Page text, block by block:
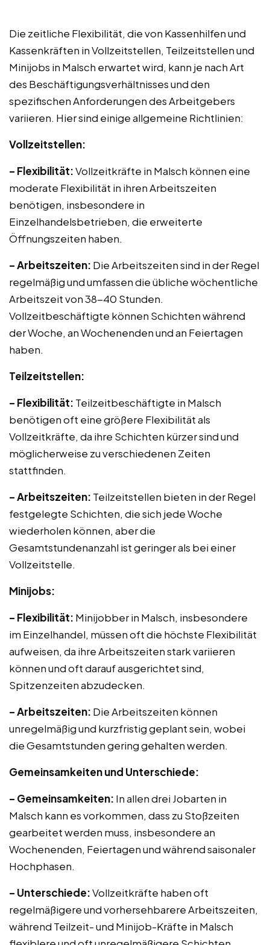
Die zeitliche Flexibilität, die von Kassenhilfen und
Kassenkräften in Vollzeitstellen, Teilzeitstellen und
Minijobs in Malsch erwartet wird, kann je nach Art
des Beschäftigungsverhältnisses und den
spezifischen Anforderungen des Arbeitgebers
variieren. Hier sind einige allgemeine Richtlinien:
Vollzeitstellen:
– Flexibilität:Vollzeitkräfte in Malsch können eine
moderate Flexibilität in ihren Arbeitszeiten
benötigen, insbesondere in
Einzelhandelsbetrieben, die erweiterte
Öffnungszeiten haben.
– Arbeitszeiten: Die Arbeitszeiten sind in der Regel
regelmäßig und umfassen die übliche wöchentliche
Arbeitszeit von 38-40 Stunden.
Vollzeitbeschäftigte können Schichten während
der Woche, an Wochenenden und an Feiertagen
haben.
Teilzeitstellen:
– Flexibilität: Teilzeitbeschäftigte in Malsch
benötigen oft eine größere Flexibilität als
Vollzeitkräfte, da ihre Schichten kürzer sind und
möglicherweise zu verschiedenen Zeiten
stattfinden.
– Arbeitszeiten: Teilzeitstellen bieten in der Regel
festgelegte Schichten, die sich jede Woche
wiederholen können, aber die
Gesamtstundenanzahl ist geringer als bei einer
Vollzeitstelle.
Minijobs:
– Flexibilität: Minijobber in Malsch, insbesondere
im Einzelhandel, müssen oft die höchste Flexibilität
aufweisen, da ihre Arbeitszeiten stark variieren
können und oft darauf ausgerichtet sind,
Spitzenzeiten abzudecken.
– Arbeitszeiten: Die Arbeitszeiten können
unregelmäßig und kurzfristig geplant sein, wobei
die Gesamtstunden gering gehalten werden.
Gemeinsamkeiten und Unterschiede:
– Gemeinsamkeiten: In allen drei Jobarten in
Malsch kann es vorkommen, dass zu Stoßzeiten
gearbeitet werden muss, insbesondere an
Wochenenden, Feiertagen und während saisonaler
Hochphasen.
– Unterschiede:Vollzeitkräfte haben oft
regelmäßigere und vorhersehbarere Arbeitszeiten,
während Teilzeit- und Minijob-Kräfte in Malsch